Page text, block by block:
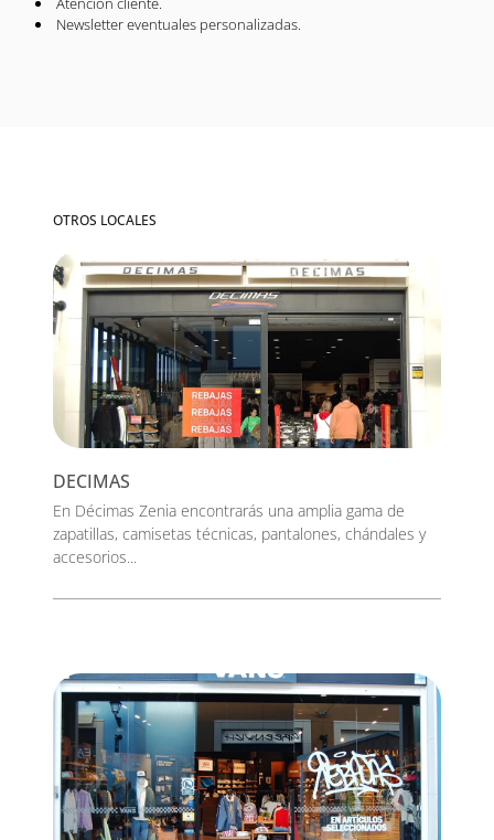
Newsletter eventuales personalizadas.
OTROS LOCALES
DECIMAS
En Décimas Zenia encontrarás una amplia gama de
zapatillas, camisetas técnicas, pantalones, chándales y
accesorios...